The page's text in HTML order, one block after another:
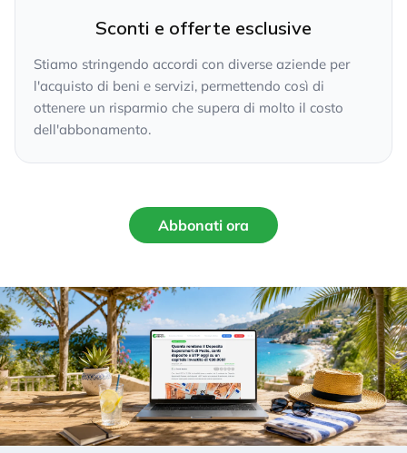
Sconti e offerte esclusive
Stiamo stringendo accordi con diverse aziende per
l'acquisto di beni e servizi, permettendo così di
ottenere un risparmio che supera di molto il costo
dell'abbonamento.
Abbonati ora